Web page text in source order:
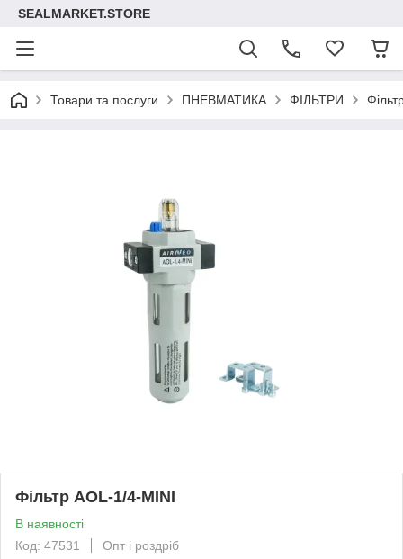
SEALMARKET.STORE
Товари та послуги ПНЕВМАТИКА ФІЛЬТРИ
Фільтр AOL-1/4-MINI
В наявності
Код: 47531
Опт і роздріб